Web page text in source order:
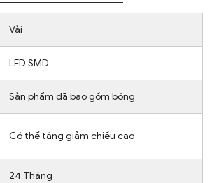
Vải
LED SMD
Sản phẩm đã bao gồm bóng
Có thể tăng giảm chiều cao
24 Tháng